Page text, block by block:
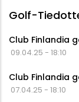
Golf-
Club Finlandia
09.04.25 - 18:10
Club Finlandia
07.04.25 - 18:10